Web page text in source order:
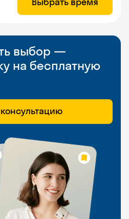
выбор —
на бесплатную